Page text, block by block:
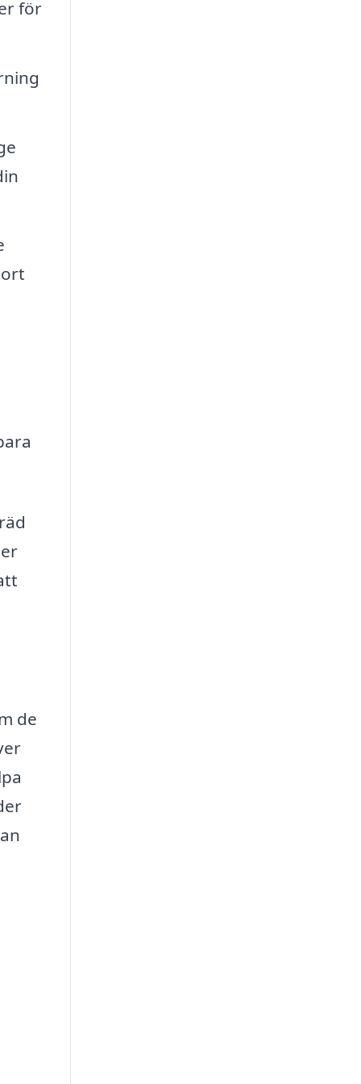
för
de